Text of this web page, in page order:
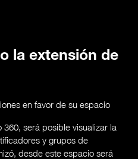
la extensión de
en favor de su espacio
será posible visualizar la
y grupos de
desde este espacio será